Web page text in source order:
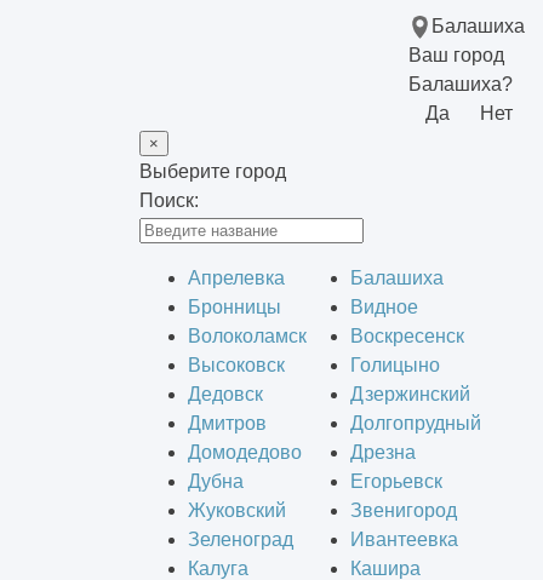
Балашиха
Ваш город
Балашиха?
Да
Нет
×
Выберите город
Поиск:
Апрелевка
Балашиха
Бронницы
Видное
Волоколамск
Воскресенск
Высоковск
Голицыно
Дедовск
Дзержинский
Дмитров
Долгопрудный
Домодедово
Дрезна
Дубна
Егорьевск
Жуковский
Звенигород
Зеленоград
Ивантеевка
Калуга
Кашира